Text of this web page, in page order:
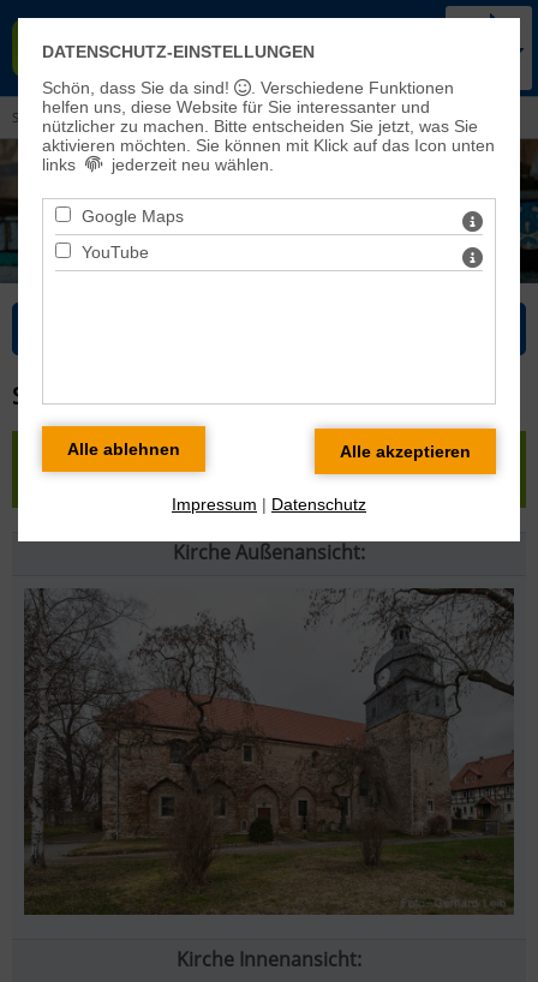
HAUSEN-SONDERSHAUSEN
Sie sind hier:Kirchenkreis > Pfarrbereiche und Kirchengemeinden
SCHLOTHEIM
« zurück|Karte| Pfarrbereich Ebeleben-Schlotheim
Kirche Außenansicht:
Kirche Innenansicht:
DATENSCHUTZ-EINSTELLUNGEN
Schön, dass Sie da sind!
. Verschiedene Funktionen
helfen uns, diese Website für Sie interessanter und
nützlicher zu machen.
Bitte entscheiden Sie jetzt, was Sie
aktivieren möchten. Sie können mit Klick auf das Icon unten
links
jederzeit neu wählen.
Google Maps
YouTube
Impressum | Datenschutz